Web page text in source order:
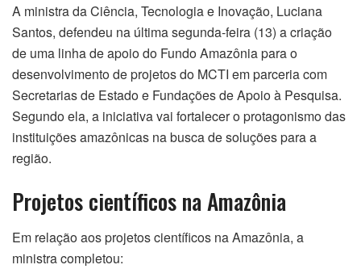
A ministra da Ciência, Tecnologia e Inovação, Luciana
Santos, defendeu na última segunda-feira (13) a criação
de uma linha de apoio do Fundo Amazônia para o
desenvolvimento de projetos do MCTI em parceria com
Secretarias de Estado e Fundações de Apoio à Pesquisa.
Segundo ela, a iniciativa vai fortalecer o protagonismo das
instituições amazônicas na busca de soluções para a
região.
Projetos científicos na Amazônia
Em relação aos projetos científicos na Amazônia, a
ministra completou: